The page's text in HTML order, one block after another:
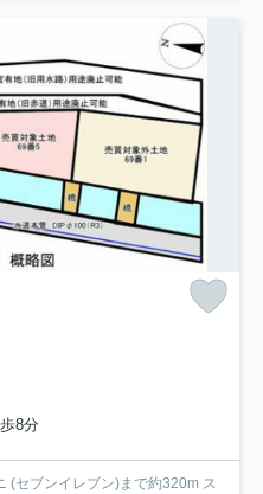
8分
(セブンイレブン)まで約320m ス